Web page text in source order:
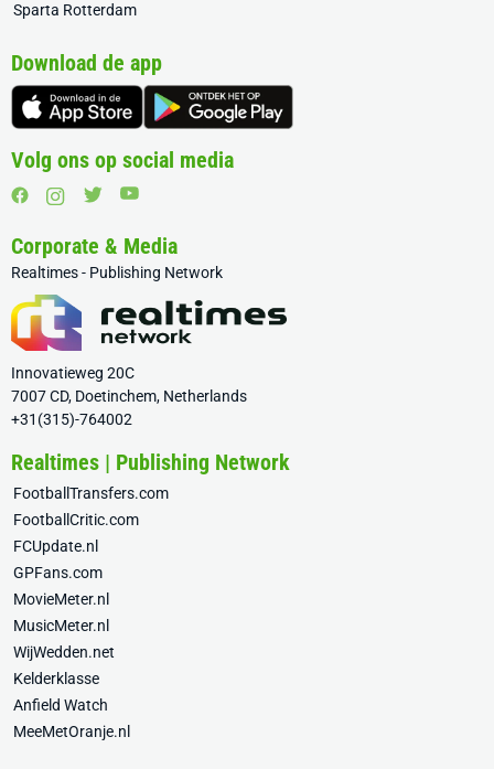
Sparta Rotterdam
Download de app
Volg ons op social media
Corporate & Media
Realtimes - Publishing Network
Innovatieweg 20C
7007 CD, Doetinchem, Netherlands
+31(315)-764002
Realtimes | Publishing Network
FootballTransfers.com
FootballCritic.com
FCUpdate.nl
GPFans.com
MovieMeter.nl
MusicMeter.nl
WijWedden.net
Kelderklasse
Anfield Watch
MeeMetOranje.nl